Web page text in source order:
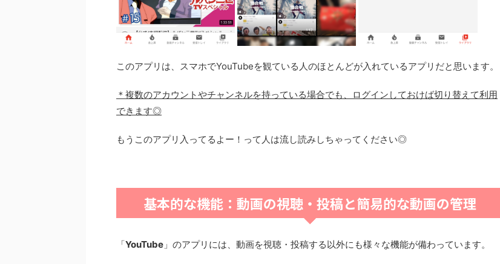
このアプリは、スマホでYouTubeを観ている人のほとんどが入れているアプリだと思います。
＊複数のアカウントやチャンネルを持っている場合でも、ログインしておけば切り替えて利用
できます◎
もうこのアプリ入ってるよー！って人は流し読みしちゃってください◎
基本的な機能：動画の視聴・投稿と簡易的な動画の管理
「YouTube 」のアプリには、動画を視聴・投稿する以外にも様々な機能が備わっています。